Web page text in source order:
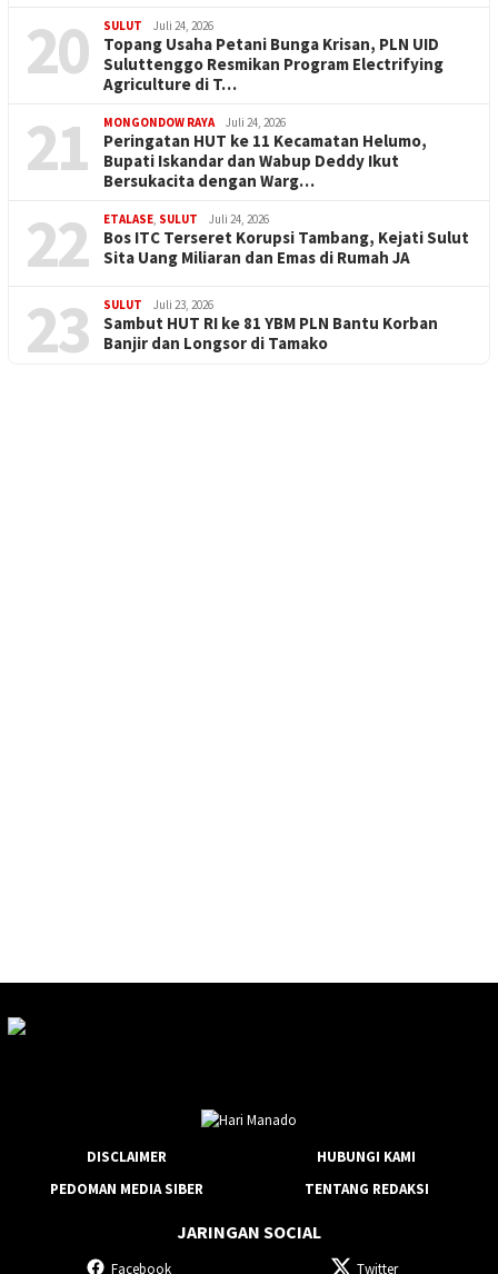
20 SULUT Juli 24, 2026
Topang Usaha Petani Bunga Krisan, PLN UID
Suluttenggo Resmikan Program Electrifying
Agriculture di T…
21 MONGONDOW RAYA Juli 24, 2026
Peringatan HUT ke 11 Kecamatan Helumo,
Bupati Iskandar dan Wabup Deddy Ikut
Bersukacita dengan Warg…
22 ETALASE, SULUT Juli 24, 2026
Bos ITC Terseret Korupsi Tambang, Kejati Sulut
Sita Uang Miliaran dan Emas di Rumah JA
23 SULUT Juli 23, 2026
Sambut HUT RI ke 81 YBM PLN Bantu Korban
Banjir dan Longsor di Tamako
DISCLAIMER
HUBUNGI KAMI
PEDOMAN MEDIA SIBER
TENTANG REDAKSI
JARINGAN SOCIAL
Facebook Twitter